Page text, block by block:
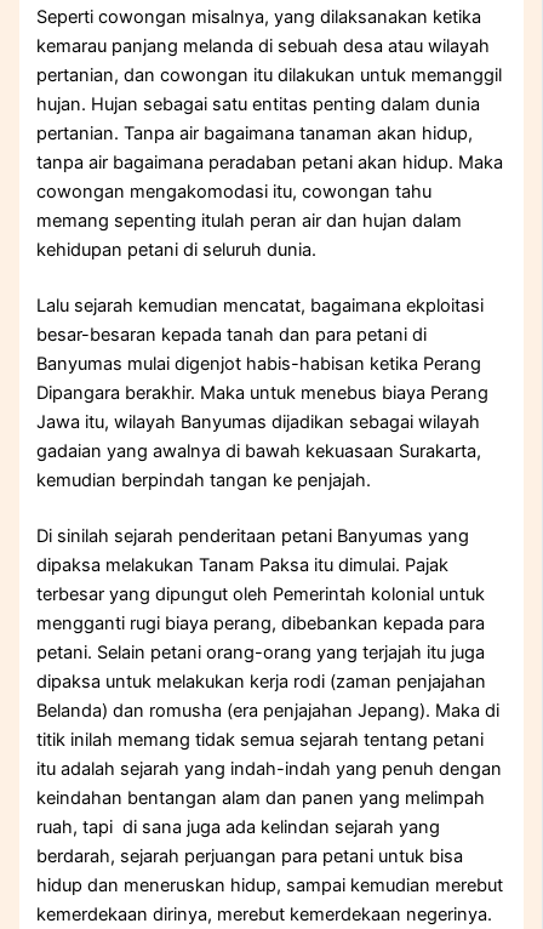
Seperti cowongan misalnya, yang dilaksanakan ketika
kemarau panjang melanda di sebuah desa atau wilayah
pertanian, dan cowongan itu dilakukan untuk memanggil
hujan. Hujan sebagai satu entitas penting dalam dunia
pertanian. Tanpa air bagaimana tanaman akan hidup,
tanpa air bagaimana peradaban petani akan hidup. Maka
cowongan mengakomodasi itu, cowongan tahu
memang sepenting itulah peran air dan hujan dalam
kehidupan petani di seluruh dunia.
Lalu sejarah kemudian mencatat, bagaimana ekploitasi
besar-besaran kepada tanah dan para petani di
Banyumas mulai digenjot habis-habisan ketika Perang
Dipangara berakhir. Maka untuk menebus biaya Perang
Jawa itu, wilayah Banyumas dijadikan sebagai wilayah
gadaian yang awalnya di bawah kekuasaan Surakarta,
kemudian berpindah tangan ke penjajah.
Di sinilah sejarah penderitaan petani Banyumas yang
dipaksa melakukan Tanam Paksa itu dimulai. Pajak
terbesar yang dipungut oleh Pemerintah kolonial untuk
mengganti rugi biaya perang, dibebankan kepada para
petani. Selain petani orang-orang yang terjajah itu juga
dipaksa untuk melakukan kerja rodi (zaman penjajahan
Belanda) dan romusha (era penjajahan Jepang). Maka di
titik inilah memang tidak semua sejarah tentang petani
itu adalah sejarah yang indah-indah yang penuh dengan
keindahan bentangan alam dan panen yang melimpah
ruah, tapi di sana juga ada kelindan sejarah yang
berdarah, sejarah perjuangan para petani untuk bisa
hidup dan meneruskan hidup, sampai kemudian merebut
kemerdekaan dirinya, merebut kemerdekaan negerinya.